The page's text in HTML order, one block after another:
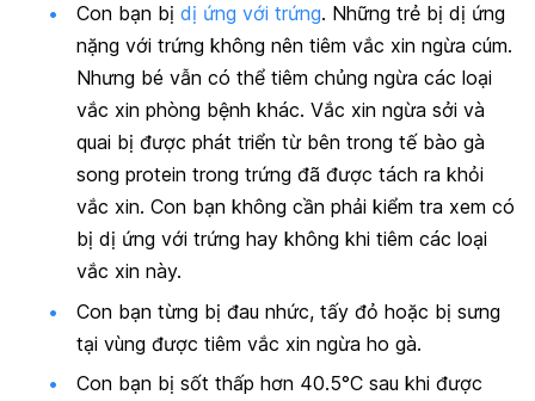
Con bạn bị dị ứng với trứng. Những trẻ bị dị ứng
nặng với trứng không nên tiêm vắc xin ngừa cúm.
Nhưng bé vẫn có thể tiêm chủng ngừa các loại
vắc xin phòng bệnh khác. Vắc xin ngừa sởi và
quai bị được phát triển từ bên trong tế bào gà
song protein trong trứng đã được tách ra khỏi
vắc xin. Con bạn không cần phải kiểm tra xem có
bị dị ứng với trứng hay không khi tiêm các loại
vắc xin này.
Con bạn từng bị đau nhức, tấy đỏ hoặc bị sưng
tại vùng được tiêm vắc xin ngừa ho gà.
Con bạn bị sốt thấp hơn 40.5°C sau khi được